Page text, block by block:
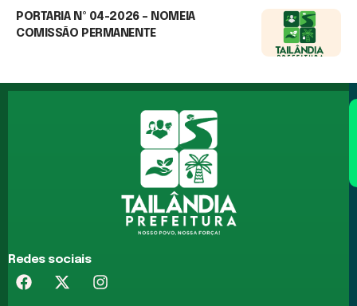
PORTARIA Nº 04-2026 – NOMEIA
COMISSÃO PERMANENTE
Redes sociais